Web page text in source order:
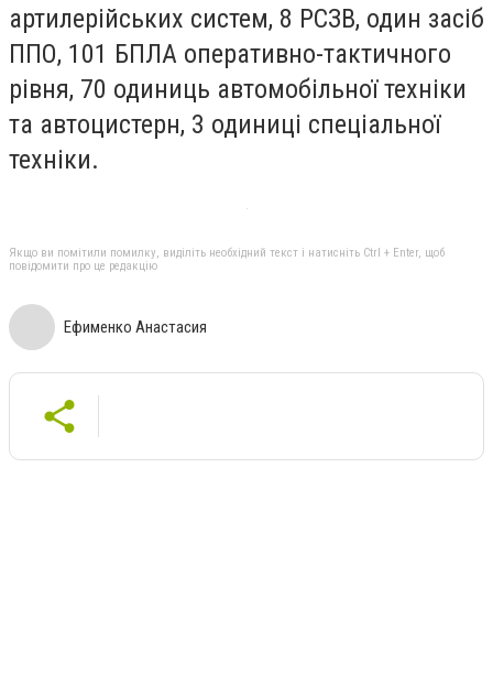
артилерійських систем, 8 РСЗВ, один засіб
ППО, 101 БПЛА оперативно-тактичного
рівня, 70 одиниць автомобільної техніки
та автоцистерн, 3 одиниці спеціальної
техніки.
Якщо ви помітили помилку, виділіть необхідний текст і натисніть Ctrl + Enter, щоб
повідомити про це редакцію
Ефименко Анастасия